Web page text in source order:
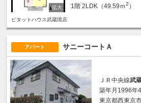
1階 2LDK（49.59ｍ2 ）
ピタットハウス武蔵境店
アパート サニーコートＡ
ＪＲ中央線武
築年月1996年
東京都西東京